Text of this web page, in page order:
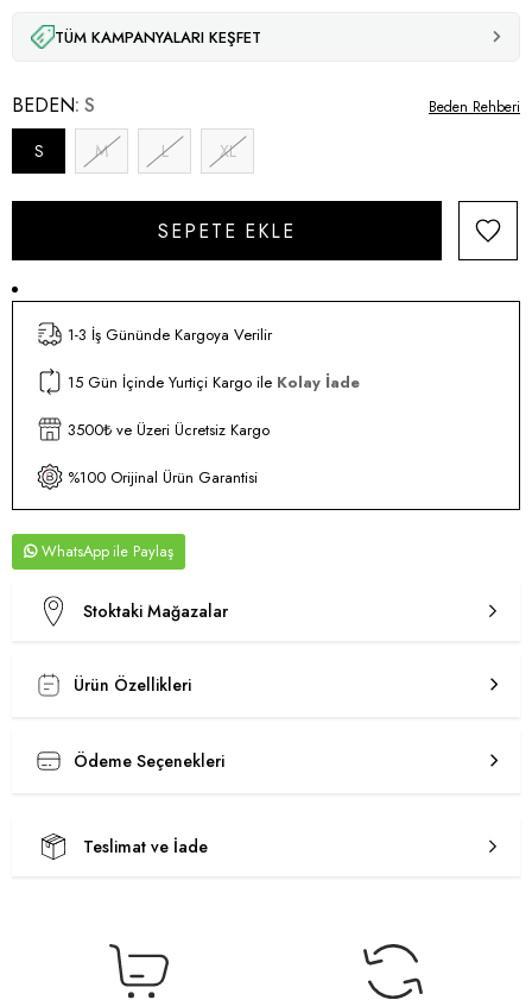
TÜM KAMPANYALARI KEŞFET
BEDEN S
S M L XL
Beden Rehberi
1-3 İş Gününde Kargoya Verilir
15 Gün İçinde Yurtiçi Kargo ile Kolay İade
3500₺ ve Üzeri Ücretsiz Kargo
%100 Orijinal Ürün Garantisi
WhatsApp
Stoktaki Mağazalar
Ürün Özellikleri
Ödeme Seçenekleri
Teslimat ve İade